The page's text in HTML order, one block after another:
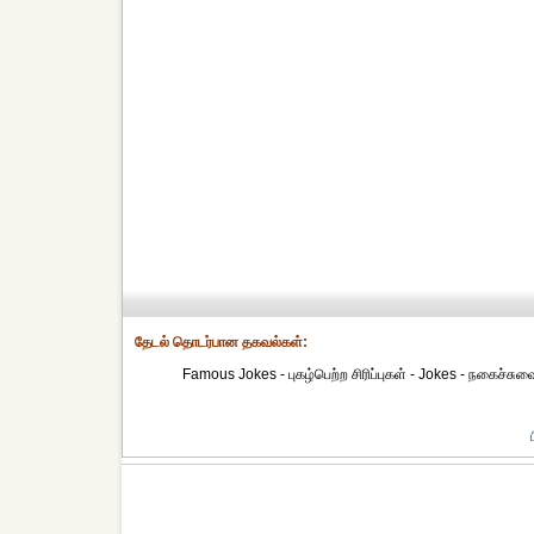
தேட‌ல் தொட‌ர்பான தகவ‌ல்க‌ள்:
Famous Jokes - புகழ்பெற்ற சிரிப்புகள் - Jokes -